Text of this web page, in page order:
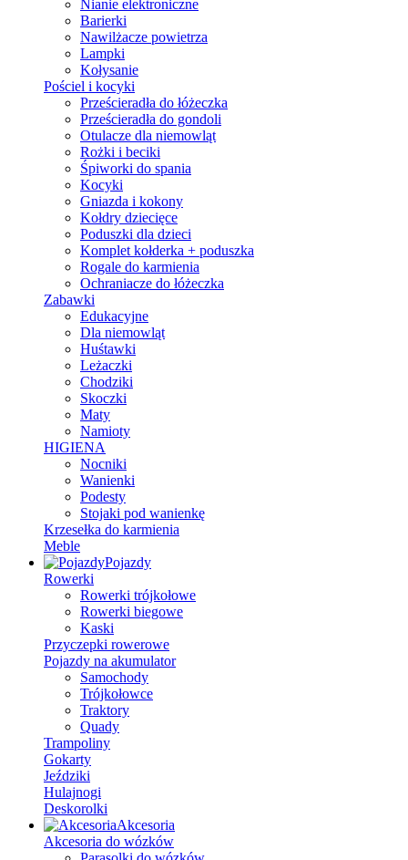
Nianie elektroniczne
Barierki
Nawilżacze powietrza
Lampki
Kołysanie
Pościel i kocyki
Prześcieradła do łóżeczka
Prześcieradła do gondoli
Otulacze dla niemowląt
Rożki i beciki
Śpiworki do spania
Kocyki
Gniazda i kokony
Kołdry dziecięce
Poduszki dla dzieci
Komplet kołderka + poduszka
Rogale do karmienia
Ochraniacze do łóżeczka
Zabawki
Edukacyjne
Dla niemowląt
Huśtawki
Leżaczki
Chodziki
Skoczki
Maty
Namioty
HIGIENA
Nocniki
Wanienki
Podesty
Stojaki pod wanienkę
Krzesełka do karmienia
Meble
Pojazdy
Rowerki
Rowerki trójkołowe
Rowerki biegowe
Kaski
Przyczepki rowerowe
Pojazdy na akumulator
Samochody
Trójkołowce
Traktory
Quady
Trampoliny
Gokarty
Jeździki
Hulajnogi
Deskorolki
Akcesoria
Akcesoria do wózków